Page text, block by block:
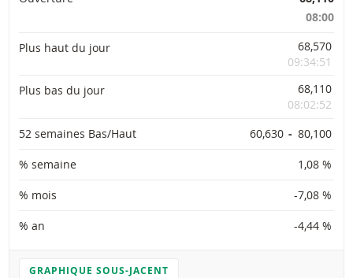
08:00
Plus haut du jour
68,570
09:34:51
Plus bas du jour
68,110
08:02:52
52 semaines Bas/Haut
60,630 - 80,100
% semaine 1,08 %
% mois -7,08 %
% an -4,44 %
GRAPHIQUE SOUS-JACENT